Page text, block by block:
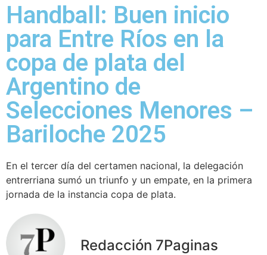
Handball: Buen inicio
para Entre Ríos en la
copa de plata del
Argentino de
Selecciones Menores –
Bariloche 2025
En el tercer día del certamen nacional, la delegación
entrerriana sumó un triunfo y un empate, en la primera
jornada de la instancia copa de plata.
Redacción 7Paginas